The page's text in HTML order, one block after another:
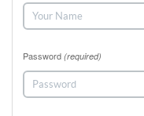
Password (required)